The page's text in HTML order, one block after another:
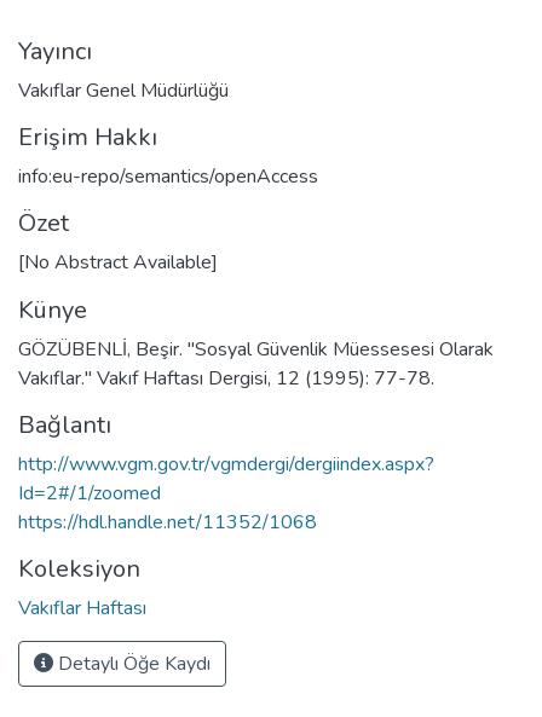
Yayıncı
Vakıflar Genel Müdürlüğü
Erişim Hakkı
info:eu-repo/semantics/openAccess
Özet
[No Abstract Available]
Künye
GÖZÜBENLİ, Beşir. "Sosyal Güvenlik Müessesesi Olarak
Vakıflar." Vakıf Haftası Dergisi, 12 (1995): 77-78.
Bağlantı
http://www.vgm.gov.tr/vgmdergi/dergiindex.aspx?
Id=2#/1/zoomed
https://hdl.handle.net/11352/1068
Koleksiyon
Vakıflar Haftası
Detaylı Öğe Kaydı